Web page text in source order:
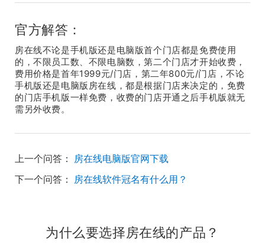
官方解答：
房在线不论是手机版还是电脑版首个门店都是免费使用
的，不限员工数、不限电脑数，第二个门店才开始收费，
费用价格是首年1999元/门店，第二年800元/门店，不论
手机版还是电脑版房在线，都是根据门店来决定的，免费
的门店手机版一样免费，收费的门店开通之后手机版就无
需另外收费。
上一个问答： 房在线电脑版官网下载
下一个问答： 房在线软件冠名有什么用？
为什么要选择房在线的产品？